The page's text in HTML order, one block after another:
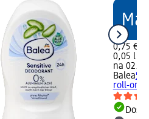
0,75 €
0,05 l
na
Balea
roll-on,